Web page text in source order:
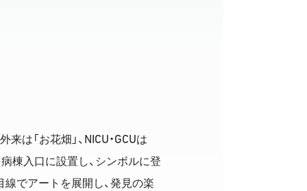
は「お花畑」、 NICU・GCUは
病棟入口に設置し、シンボルに登
でアートを展開し、発見の楽